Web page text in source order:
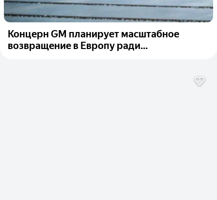
Концерн GM планирует масштабное
возвращение в Европу ради...